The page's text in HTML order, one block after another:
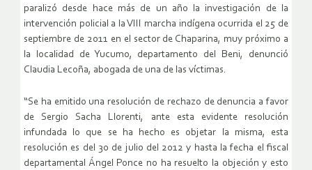
paralizó desde hace más de un año la investigación de la
intervención policial a la VIII marcha indígena ocurrida el 25 de
septiembre de 2011 en el sector de Chaparina, muy próximo a
la localidad de Yucumo, departamento del Beni, denunció
Claudia Lecoña, abogada de una de las víctimas.
“Se ha emitido una resolución de rechazo de denuncia a favor
de Sergio Sacha Llorenti, ante esta evidente resolución
infundada lo que se ha hecho es objetar la misma, esta
resolución es del 30 de julio del 2012 y hasta la fecha el fiscal
departamental Ángel Ponce no ha resuelto la objeción y esto